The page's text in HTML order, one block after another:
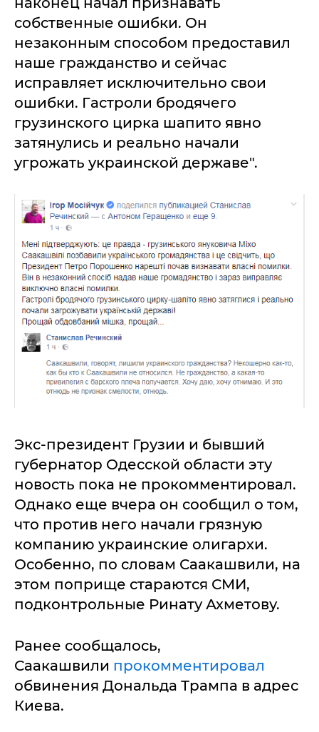
собственные ошибки. Он
незаконным способом предоставил
наше гражданство и сейчас
исправляет исключительно свои
ошибки. Гастроли бродячего
грузинского цирка шапито явно
затянулись и реально начали
угрожать украинской державе".
Экс-президент Грузии и бывший
губернатор Одесской области эту
новость пока не прокомментировал.
Однако еще вчера он сообщил о том,
что против него начали грязную
компанию украинские олигархи.
Особенно, по словам Саакашвили, на
этом поприще стараются СМИ,
подконтрольные Ринату Ахметову.
Ранее сообщалось,
Саакашвили прокомментировал
обвинения Дональда Трампа в адрес
Киева.